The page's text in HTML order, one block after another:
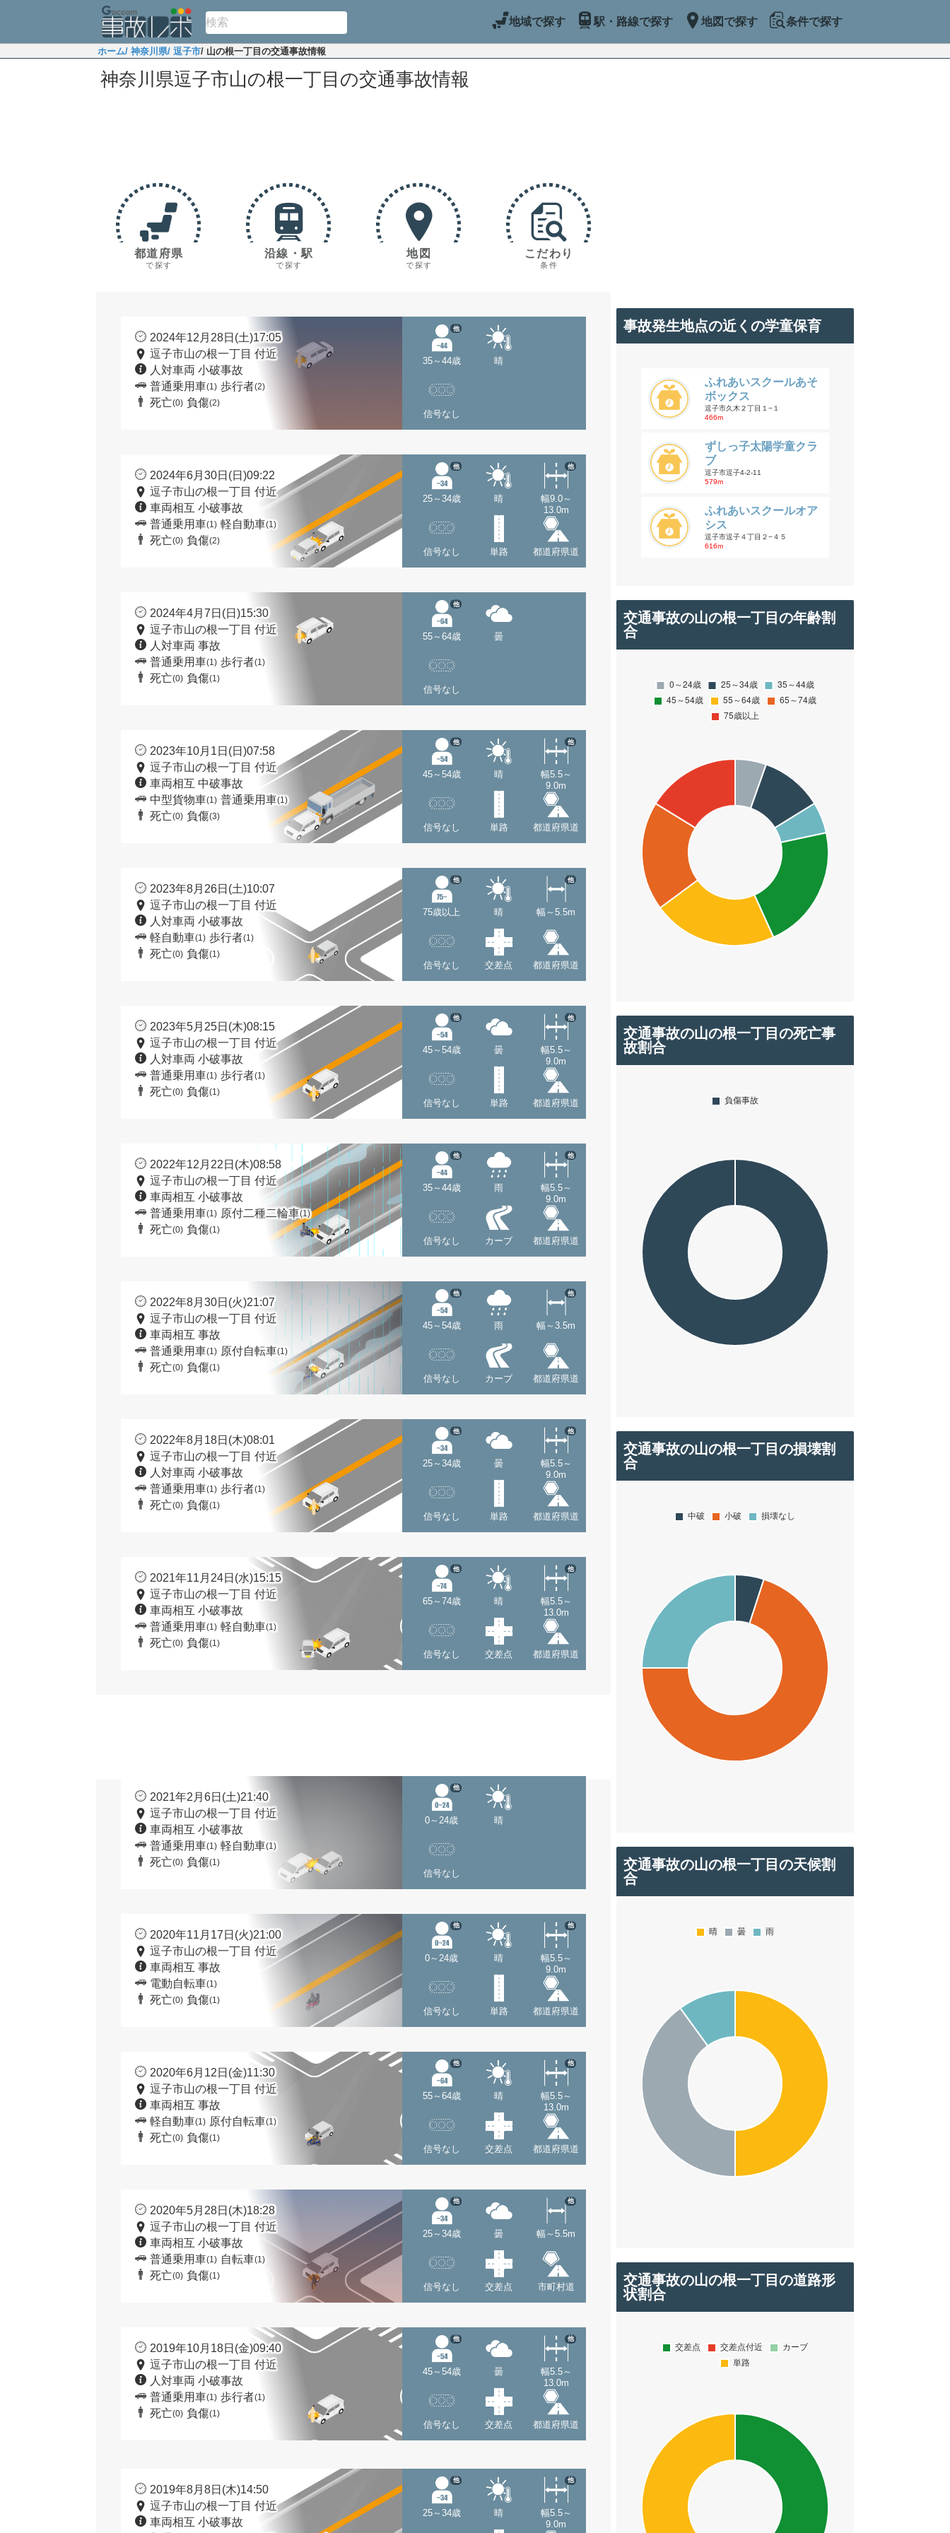
地域で探す 駅・路線で探す 地図で探す 条件で探す
ホーム/ 神奈川県/ 逗子市/ 山の根一丁目の交通事故情報
神奈川県逗子市山の根一丁目の交通事故情報
都道府県
で探す
沿線・駅
で探す
地図
で探す
こだわり
条件
2024年12月28日(土)17:05
逗子市山の根一丁目 付近
人対車両 小破事故
普通乗用車(1) 歩行者(2)
死亡(0) 負傷(2)
35～44歳
他
晴
信号なし
2024年6月30日(日)09:22
逗子市山の根一丁目 付近
車両相互 小破事故
普通乗用車(1) 軽自動車(1)
死亡(0) 負傷(2)
25～34歳
他
晴
幅9.0～
13.0m
他
信号なし 単路 都道府県道
2024年4月7日(日)15:30
逗子市山の根一丁目 付近
人対車両 事故
普通乗用車(1) 歩行者(1)
死亡(0) 負傷(1)
55～64歳
他
曇
信号なし
2023年10月1日(日)07:58
逗子市山の根一丁目 付近
車両相互 中破事故
中型貨物車(1) 普通乗用車(1)
死亡(0) 負傷(3)
45～54歳
他
晴
幅5.5～
9.0m
他
信号なし 単路 都道府県道
2023年8月26日(土)10:07
逗子市山の根一丁目 付近
人対車両 小破事故
軽自動車(1) 歩行者(1)
死亡(0) 負傷(1)
75歳以上
他
晴 幅～5.5m
他
信号なし 交差点 都道府県道
2023年5月25日(木)08:15
逗子市山の根一丁目 付近
人対車両 小破事故
普通乗用車(1) 歩行者(1)
死亡(0) 負傷(1)
45～54歳
他
曇
幅5.5～
9.0m
他
信号なし 単路 都道府県道
2022年12月22日(木)08:58
逗子市山の根一丁目 付近
車両相互 小破事故
普通乗用車(1) 原付二種二輪車(1)
死亡(0) 負傷(1)
35～44歳
他
雨
幅5.5～
9.0m
他
信号なし カーブ 都道府県道
2022年8月30日(火)21:07
逗子市山の根一丁目 付近
車両相互 事故
普通乗用車(1) 原付自転車(1)
死亡(0) 負傷(1)
45～54歳
他
雨 幅～3.5m
他
信号なし カーブ 都道府県道
2022年8月18日(木)08:01
逗子市山の根一丁目 付近
人対車両 小破事故
普通乗用車(1) 歩行者(1)
死亡(0) 負傷(1)
25～34歳
他
曇
幅5.5～
9.0m
他
信号なし 単路 都道府県道
2021年11月24日(水)15:15
逗子市山の根一丁目 付近
車両相互 小破事故
普通乗用車(1) 軽自動車(1)
死亡(0) 負傷(1)
65～74歳
他
晴
幅5.5～
13.0m
他
信号なし 交差点 都道府県道
2021年2月6日(土)21:40
逗子市山の根一丁目 付近
車両相互 小破事故
普通乗用車(1) 軽自動車(1)
死亡(0) 負傷(1)
0～24歳
他
晴
信号なし
2020年11月17日(火)21:00
逗子市山の根一丁目 付近
車両相互 事故
電動自転車(1)
死亡(0) 負傷(1)
0～24歳
他
晴
幅5.5～
9.0m
他
信号なし 単路 都道府県道
2020年6月12日(金)11:30
逗子市山の根一丁目 付近
車両相互 事故
軽自動車(1) 原付自転車(1)
死亡(0) 負傷(1)
55～64歳
他
晴
幅5.5～
13.0m
他
信号なし 交差点 都道府県道
2020年5月28日(木)18:28
逗子市山の根一丁目 付近
車両相互 小破事故
普通乗用車(1) 自転車(1)
死亡(0) 負傷(1)
25～34歳
他
曇 幅～5.5m
他
信号なし 交差点 市町村道
2019年10月18日(金)09:40
逗子市山の根一丁目 付近
人対車両 小破事故
普通乗用車(1) 歩行者(1)
死亡(0) 負傷(1)
45～54歳
他
曇
幅5.5～
13.0m
他
信号なし 交差点 都道府県道
2019年8月8日(木)14:50
逗子市山の根一丁目 付近
車両相互 小破事故
25～34歳
他
晴
幅5.5～
9.0m
他
事故発生地点の近くの学童保育
ふれあいスクールあそ
ボックス
逗子市久木２丁目１−１
466m
ずしっ子太陽学童クラ
ブ
逗子市逗子4-2-11
579m
ふれあいスクールオア
シス
逗子市逗子４丁目２−４５
616m
交通事故の山の根一丁目の年齢割
合
交通事故の山の根一丁目の死亡事
故割合
交通事故の山の根一丁目の損壊割
合
交通事故の山の根一丁目の天候割
合
交通事故の山の根一丁目の道路形
状割合